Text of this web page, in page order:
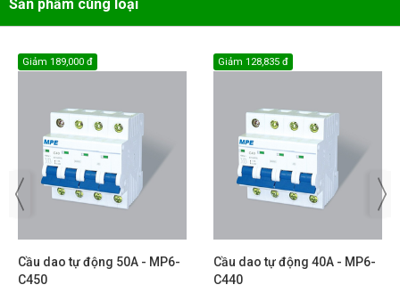
Sản phẩm cùng loại
Cầu dao tự động 50A - MP6-
C450
Giảm 189,000 đ
Cầu dao tự động 40A - MP6-
C440
Giảm 128,835 đ